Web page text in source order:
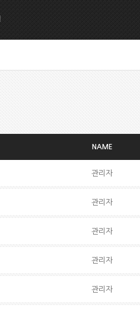
NAME
관리자
관리자
관리자
관리자
관리자